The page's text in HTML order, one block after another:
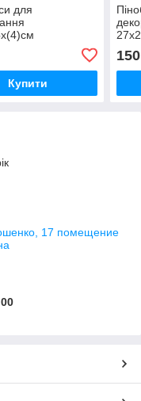
для
елементи для
/ Пінобокси для
Купити
150
17 помещение